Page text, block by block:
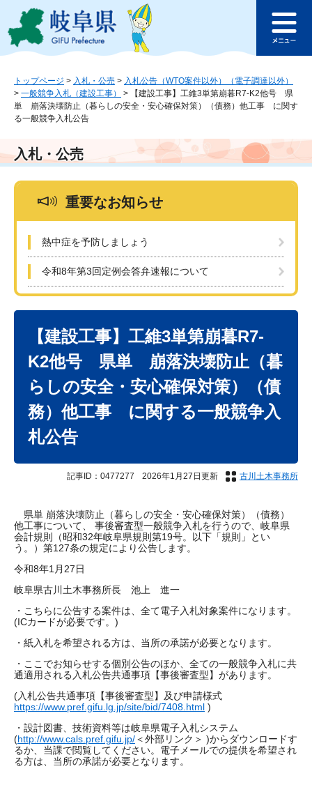
ジ
ュ
文
へ
このページの本文へ
ュ
トップページ > 入札・公売 > 入札公告（WTO案件以外）（電子調達以外）
> 一般競争入札（建設工事） >
【建設工事】工維3単第崩暮R7-K2他号 県
単 崩落決壊防止（暮らしの安全・安心確保対策）（債務）他工事 に関す
る一般競争入札公告
入札・公売
重要なお知らせ
熱中症を予防しましょう
令和8年第3回定例会答弁速報について
【建設工事】工維3単第崩暮R7-
K2他号 県単 崩落決壊防止（暮
らしの安全・安心確保対策）（債
務）他工事 に関する一般競争入
札公告
記事ID：0477277 2026年1月27日更新 古川土木事務所
県単 崩落決壊防止（暮らしの安全・安心確保対策）（債務）
他工事について、 事後審査型一般競争入札を行うので、岐阜県
会計規則（昭和32年岐阜県規則第19号。以下「規則」とい
う。）第127条の規定により公告します。
令和8年1月27日
岐阜県古川土木事務所長 池上 進一
・こちらに公告する案件は、全て電子入札対象案件になります。
(ICカードが必要です。)
・紙入札を希望される方は、当所の承諾が必要となります。
・ここでお知らせする個別公告のほか、全ての一般競争入札に共
通適用される入札公告共通事項【事後審査型】があります。
(入札公告共通事項【事後審査型】及び申請様式
https://www.pref.gifu.lg.jp/site/bid/7408.html )
・設計図書、技術資料等は岐阜県電子入札システム
(http://www.cals.pref.gifu.jp/＜外部リンク＞ )からダウンロードす
るか、当課で閲覧してください。電子メールでの提供を希望され
る方は、当所の承諾が必要となります。